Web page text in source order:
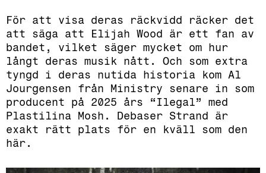
För att visa deras räckvidd räcker det
att säga att Elijah Wood är ett fan av
bandet, vilket säger mycket om hur
långt deras musik nått. Och som extra
tyngd i deras nutida historia kom Al
Jourgensen från Ministry senare in som
producent på 2025 års “Ilegal” med
Plastilina Mosh. Debaser Strand är
exakt rätt plats för en kväll som den
här.